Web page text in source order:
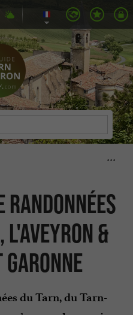
l'Aveyron &
du Tarn, du Tarn-